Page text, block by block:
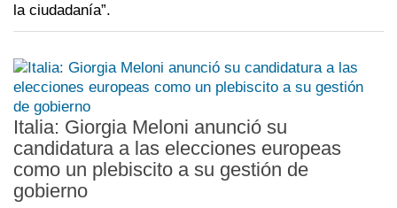
la ciudadanía”.
Italia: Giorgia Meloni anunció su
candidatura a las elecciones europeas
como un plebiscito a su gestión de
gobierno